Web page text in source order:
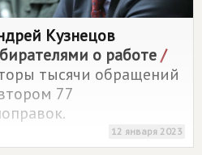
Кузнецов
о работе/
тысячи обращений
77
12 января 2023